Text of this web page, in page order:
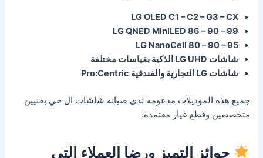
LG OLED C1 – C2 – G3 – CX
LG QNED MiniLED 86 – 90 – 99
LG NanoCell 80 – 90 – 95
شاشات LG UHD الذكية بقياسات مختلفة
شاشات LG التجارية والفندقية Pro:Centric
جميع هذه الموديلات مدعومة لدى صيانه شاشات ال جي بفنيين
متخصصين وقطع غيار معتمدة.
جوائز التميز ورضا العملاء التي